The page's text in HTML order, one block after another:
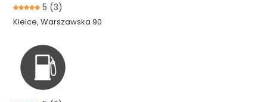
5 (3)
Kielce, Warszawska 90